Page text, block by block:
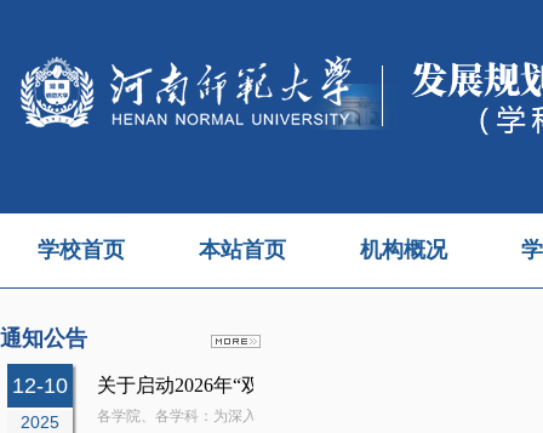
学校首页 本站首页 机构概况
通知公告
12-10
2025
关于启动2026年“双一流”创建项目储备工作的通知
各学院、各学科：为深入贯彻国家“双一流”建设战略部署，夯实我校“